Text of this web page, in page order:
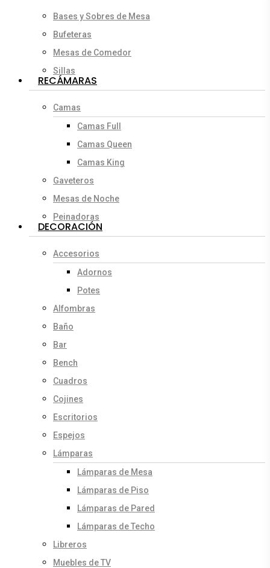
Bases y Sobres de Mesa
Bufeteras
Mesas de Comedor
Sillas
RECÁMARAS
Camas
Camas Full
Camas Queen
Camas King
Gaveteros
Mesas de Noche
Peinadoras
DECORACIÓN
Accesorios
Adornos
Potes
Alfombras
Baño
Bar
Bench
Cuadros
Cojines
Escritorios
Espejos
Lámparas
Lámparas de Mesa
Lámparas de Piso
Lámparas de Pared
Lámparas de Techo
Libreros
Muebles de TV